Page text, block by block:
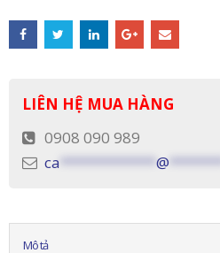
LIÊN HỆ MUA HÀNG
0908 090 989
ca
@
Mô tả